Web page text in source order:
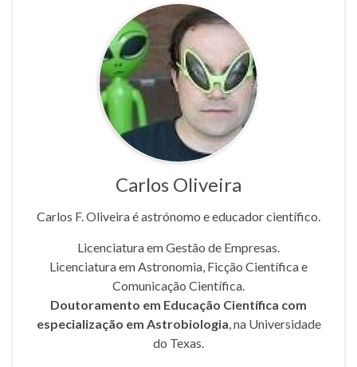
Carlos Oliveira
Carlos F. Oliveira é astrónomo e educador científico.
Licenciatura em Gestão de Empresas.
Licenciatura em Astronomia, Ficção Científica e
Comunicação Científica.
Doutoramento em Educação Científica com
especialização em Astrobiologia, na Universidade
do Texas.